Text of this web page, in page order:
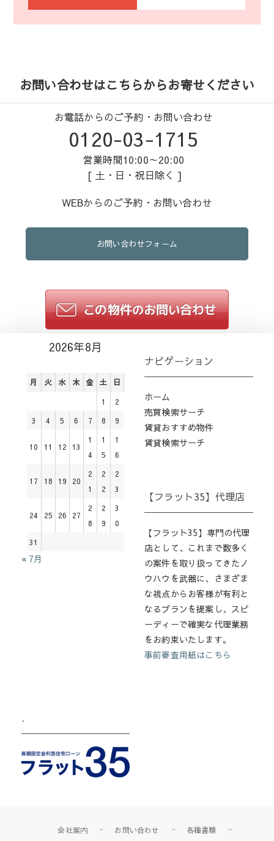
お問い合わせはこちらからお寄せください
お電話からのご予約・お問い合わせ
0120-03-1715
営業時間10:00～20:00
[ 土・日・祝日除く ]
WEBからのご予約・お問い合わせ
お問い合わせフォーム
2026年8月
月 火 水 木 金 土 日
1
2
3
4 5 6 7 8 9
10 11 12 13
1
4
1
5
1
6
17 18 19 20
2
1
2
2
2
3
24 25 26 27
2
8
2
9
3
0
31
« 7月
ナビゲーション
ホーム
売買検索サーチ
賃貸おすすめ物件
賃貸検索サーチ
【フラット35】代理店
【フラット35】専門の代理
店として、これまで数多く
の案件を取り扱ってきたノ
ウハウを武器に、さまざま
な視点からお客様が有利と
なるプランを提案し、スピ
ーディーで確実な代理業務
をお約束いたします。
事前審査用紙はこちら
.
会社案内 お問い合わせ
各種書類